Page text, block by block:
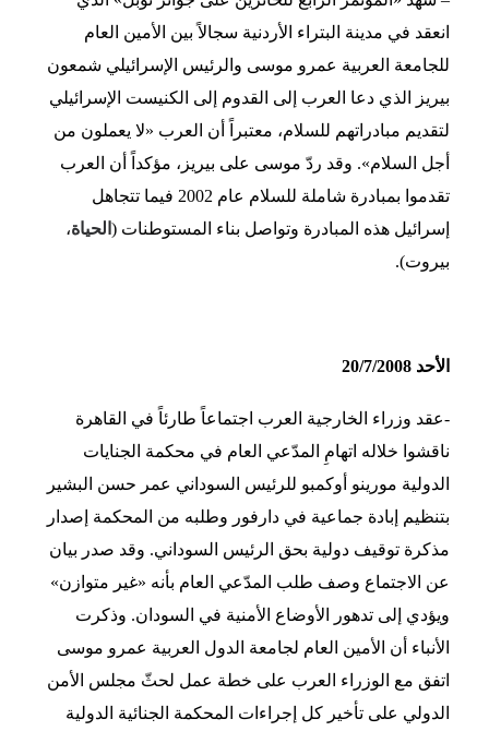
انعقد في مدينة البتراء الأردنية سجالاً بين الأمين العام
للجامعة العربية عمرو موسى والرئيس الإسرائيلي شمعون
بيريز الذي دعا العرب إلى القدوم إلى الكنيست الإسرائيلي
لتقديم مبادراتهم للسلام، معتبراً أن العرب «لا يعملون من
أجل السلام». وقد ردّ موسى على بيريز، مؤكداً أن العرب
تقدموا بمبادرة شاملة للسلام عام 2002 فيما تتجاهل
إسرائيل هذه المبادرة وتواصل بناء المستوطنات ( الحياة،
بيروت).
الأحد 20/7/2008
-عقد وزراء الخارجية العرب اجتماعاً طارئاً في القاهرة
ناقشوا خلاله اتهامِ المدّعي العام في محكمة الجنايات
الدولية مورينو أوكمبو للرئيس السوداني عمر حسن البشير
بتنظيم إبادة جماعية في دارفور وطلبه من المحكمة إصدار
مذكرة توقيف دولية بحق الرئيس السوداني. وقد صدر بيان
عن الاجتماع وصف طلب المدّعي العام بأنه «غير متوازن»
ويؤدي إلى تدهور الأوضاع الأمنية في السودان. وذكرت
الأنباء أن الأمين العام لجامعة الدول العربية عمرو موسى
اتفق مع الوزراء العرب على خطة عمل لحثّ مجلس الأمن
الدولي على تأخير كل إجراءات المحكمة الجنائية الدولية